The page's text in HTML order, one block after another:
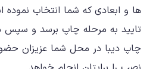
ها و ابعادی که شما انتخاب نموده
تایید به مرحله چاپ برسد و
چاپ دیبا در محل شما عزیزان